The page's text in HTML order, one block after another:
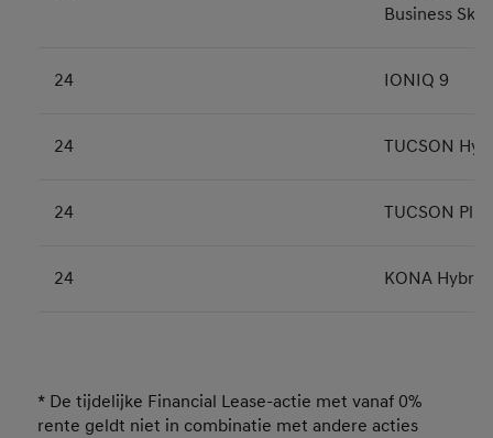
Business Sky
24 IONIQ 9
24 TUCSON
24 TUCSON
24 KONA Hybrid
* De tijdelijke Financial Lease-actie met vanaf 0%
rente geldt niet in combinatie met andere acties